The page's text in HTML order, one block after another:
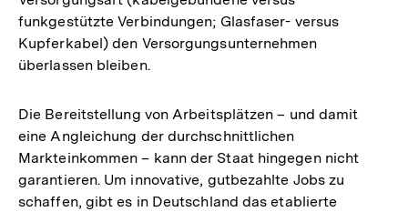
funkgestützte Verbindungen; Glasfaser- versus
Kupferkabel) den Versorgungsunternehmen
überlassen bleiben.
Die Bereitstellung von Arbeitsplätzen – und damit
eine Angleichung der durchschnittlichen
Markteinkommen – kann der Staat hingegen nicht
garantieren. Um innovative, gutbezahlte Jobs zu
schaffen, gibt es in Deutschland das etablierte